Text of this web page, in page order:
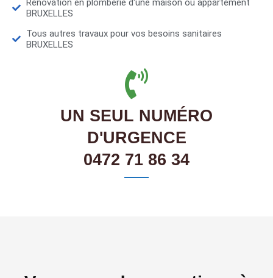
Rénovation en plomberie d'une maison ou appartement
BRUXELLES
Tous autres travaux pour vos besoins sanitaires
BRUXELLES
UN SEUL NUMÉRO
D'URGENCE
0472 71 86 34